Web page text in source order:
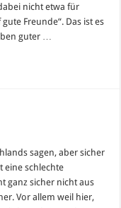
nicht etwa für
Freunde“. Das ist es
guter …
sagen, aber sicher
eine schlechte
ganz sicher nicht aus
Vor allem weil hier,